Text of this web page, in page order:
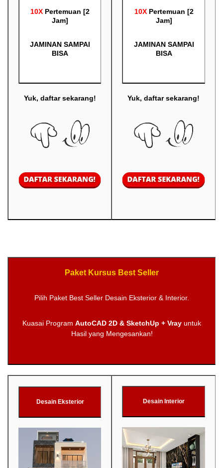
10X Pertemuan [2
Jam]
JAMINAN SAMPAI
BISA
Yuk, daftar sekarang!
10X Pertemuan [2
Jam]
JAMINAN SAMPAI
BISA
Yuk, daftar sekarang!
Paket Kursus Best Seller
Pilih Paket Best Seller Desain Eksterior & Interior.
Kuasai Program AutoCAD 2D & SketchUp + Vray untuk
Hasil yang Mengesankan!
Desain Eksterior Desain Interior